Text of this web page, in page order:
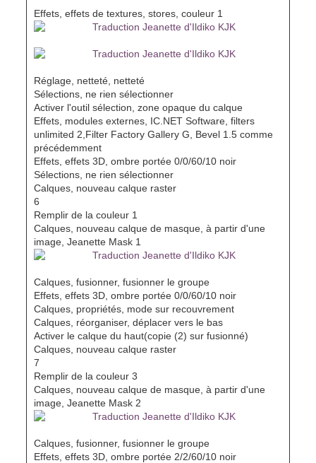
Effets, effets de textures, stores, couleur 1
Réglage, netteté, netteté
Sélections, ne rien sélectionner
Activer l'outil sélection, zone opaque du calque
Effets, modules externes, IC.NET Software, filters
unlimited 2,Filter Factory Gallery G, Bevel 1.5 comme
précédemment
Effets, effets 3D, ombre portée 0/0/60/10 noir
Sélections, ne rien sélectionner
Calques, nouveau calque raster
6
Remplir de la couleur 1
Calques, nouveau calque de masque, à partir d'une
image, Jeanette Mask 1
Calques, fusionner, fusionner le groupe
Effets, effets 3D, ombre portée 0/0/60/10 noir
Calques, propriétés, mode sur recouvrement
Calques, réorganiser, déplacer vers le bas
Activer le calque du haut(copie (2) sur fusionné)
Calques, nouveau calque raster
7
Remplir de la couleur 3
Calques, nouveau calque de masque, à partir d'une
image, Jeanette Mask 2
Calques, fusionner, fusionner le groupe
Effets, effets 3D, ombre portée 2/2/60/10 noir